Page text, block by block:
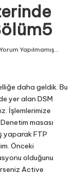
Yorum Yapılmamış...
daha geldik. Bu
yer alan DSM
İşlemlerimize
masası
yaparak FTP
Önceki
olduğunu
Active